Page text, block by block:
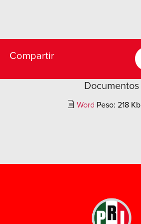
Compartir
Documentos
Word Peso: 218 Kb